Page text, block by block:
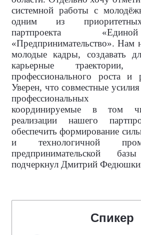
системной работы с
одним из
партпроекта
«Предпринимательство». Нам
молодые кадры, создавать
карьерные
профессионального роста и
Уверен, что совместные
профессиональных
координируемые в том
реализации нашего
обеспечить формирование
и технологичной
предпринимательской
подчеркнул Дмитрий
Спикер